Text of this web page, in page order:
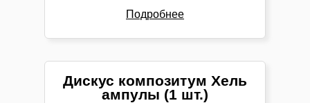
Подробнее
Дискус композитум Хель
ампулы (1 шт.)